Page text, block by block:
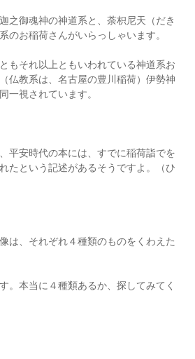
之御魂神の神道系と、荼枳尼天（だき
のお稲荷さんがいらっしゃいます。
もそれ以上ともいわれている神道系お
仏教系は、名古屋の豊川稲荷）伊勢神
一視されています。
平安時代の本には、すでに稲荷詣でを
たという記述があるそうですよ。（ひ
は、それぞれ４種類のものをくわえた
。本当に４種類あるか、探してみてく